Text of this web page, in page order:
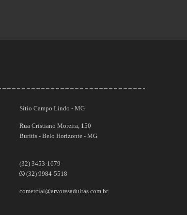
Sítio Campo Lindo - MG
Rua Cristiano Moreira, 150
Buritis - Belo Horizonte - MG
(32) 3453-1679
(32) 9984-5518
comercial@arvoresadultas.com.br